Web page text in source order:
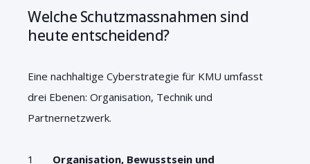
Welche Schutzmassnahmen sind
heute entscheidend?
Eine nachhaltige Cyberstrategie für KMU umfasst
drei Ebenen: Organisation, Technik und
Partnernetzwerk.
Organisation, Bewusstsein und